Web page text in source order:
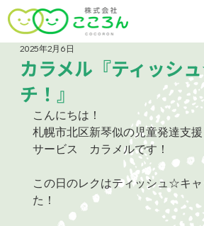
カラメル『ティッシ
チ！』
2025年2月6日
こんにちは！
札幌市北区新琴似の児童発達支
サービス　カラメルです！
この日のレクはティッシュ☆キ
た！